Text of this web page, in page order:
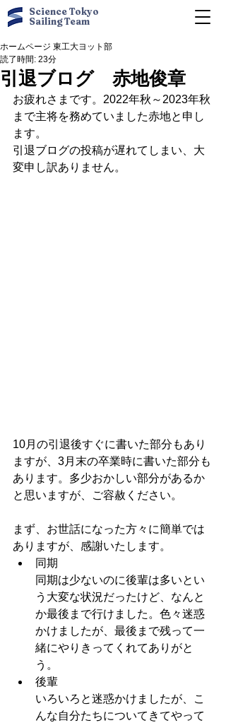
Science Tokyo
Sailing Team
引退ブログ 赤地俊章
ホームページ 東工大ヨット部
読了時間: 23分
お疲れさまです。2022年秋～2023年秋
まで主将を務めていました赤地と申し
ます。
引退ブログの投稿が遅れてしまい、大
変申し訳ありません。
10月の引退後すぐに書いた部分もあり
ますが、3月末の卒業時に書いた部分も
あります。多少おかしい部分があるか
と思いますが、ご容赦ください。
まず、お世話になった方々に簡単では
ありますが、感謝いたします。
同期
同期は少ないのに後輩は多いとい
う大変な状況だったけど、なんと
か最後まで行けました。色々迷惑
かけましたが、最後まで残って一
緒にやりきってくれてありがと
う。
後輩
いろいろと迷惑かけましたが、こ
んな自分たちについてきてやって